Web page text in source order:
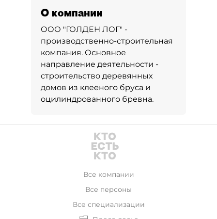
О компании
ООО "ГОЛДЕН ЛОГ" -
производственно-строительная
компания. Основное
направление деятельности -
строительство деревянных
домов из клееного бруса и
оцилиндрованного бревна.
Все компании
Все персоны
Все специализации